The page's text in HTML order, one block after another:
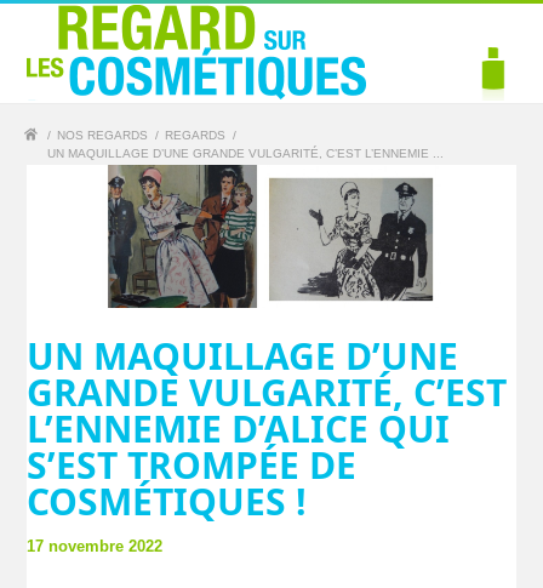
/ NOS REGARDS / REGARDS
/
UN MAQUILLAGE D’UNE GRANDE VULGARITÉ, C’EST L’ENNEMIE ...
UN MAQUILLAGE D’UNE
GRANDE VULGARITÉ, C’EST
L’ENNEMIE D’ALICE QUI
S’EST TROMPÉE DE
COSMÉTIQUES !
17 novembre 2022